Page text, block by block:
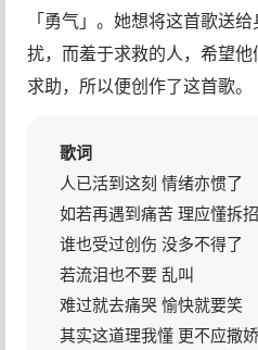
「勇气」。她想将这首歌送
扰，而羞于求救的人，希望
求助，所以便创作了这首歌。
歌词
人已活到这刻 情绪亦惯了
如若再遇到痛苦 理应懂拆招
谁也受过创伤 没多不得了
若流泪也不要 乱叫
难过就去痛哭 愉快就要笑
其实这道理我懂 更不应撒娇